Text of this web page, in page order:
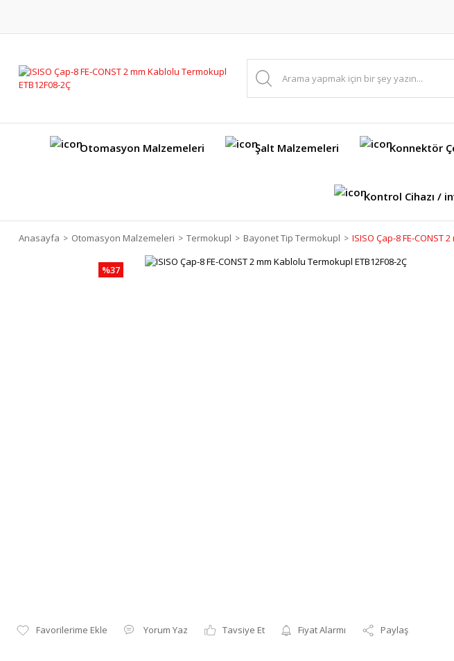
Otomasyon Malzemeleri Şalt Malzemeleri Konnektör
Kontrol Cihazı /
Anasayfa Otomasyon Malzemeleri Termokupl Bayonet Tip Termokupl ISISO Çap-8 FE-CONST
%37
Yorum Yaz Tavsiye Et Fiyat Alarmı Paylaş